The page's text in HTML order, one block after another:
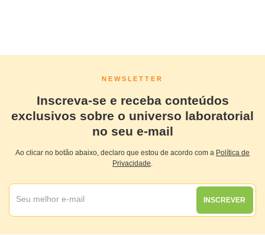
NEWSLETTER
Inscreva-se e receba conteúdos
exclusivos sobre o universo laboratorial
no seu e-mail
Ao clicar no botão abaixo, declaro que estou de acordo com a Política de
Privacidade.
INSCREVER